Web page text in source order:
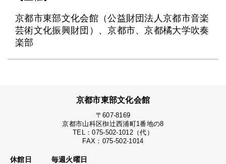
京都市東部文化会館（公益財団法人京都市音楽
芸術文化振興財団）、京都市、京都橘大学吹奏
楽部
京都市東部文化会館
〒607-8169
京都市山科区椥辻西浦町1番地の8
TEL：075-502-1012（代）
FAX：075-502-1014
休館日 毎週火曜日